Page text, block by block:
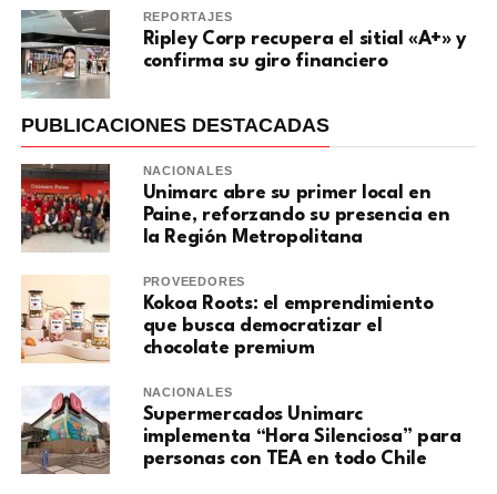
REPORTAJES
Ripley Corp recupera el sitial «A+» y
confirma su giro financiero
PUBLICACIONES DESTACADAS
NACIONALES
Unimarc abre su primer local en
Paine, reforzando su presencia en
la Región Metropolitana
PROVEEDORES
Kokoa Roots: el emprendimiento
que busca democratizar el
chocolate premium
NACIONALES
Supermercados Unimarc
implementa “Hora Silenciosa” para
personas con TEA en todo Chile